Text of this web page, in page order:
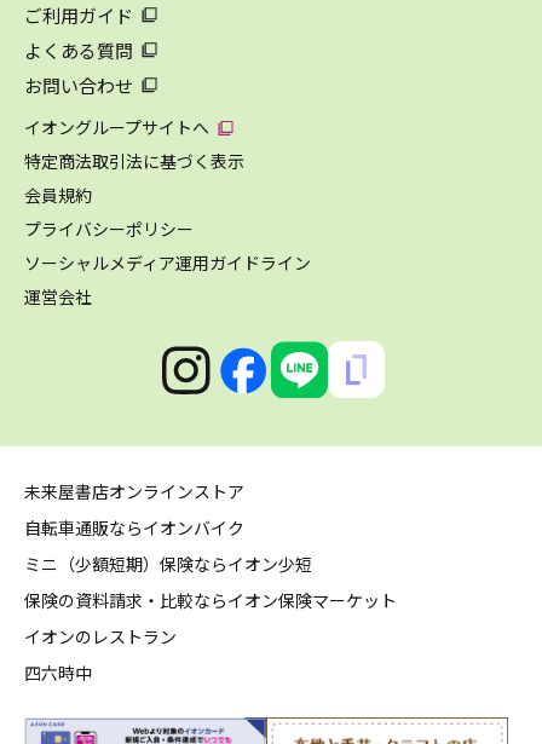
ご利用ガイド
よくある質問
お問い合わせ
イオングループサイトへ
特定商法取引法に基づく表示
会員規約
プライバシーポリシー
ソーシャルメディア運用ガイドライン
運営会社
未来屋書店オンラインストア
自転車通販ならイオンバイク
ミニ（少額短期）保険ならイオン少短
保険の資料請求・比較ならイオン保険マーケット
イオンのレストラン
四六時中